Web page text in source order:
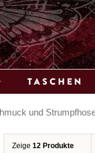
Taschen
und
Zeige 12 Produkte